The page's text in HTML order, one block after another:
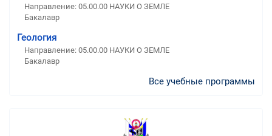
Направление: 05.00.00 НАУКИ О ЗЕМЛЕ
Бакалавр
Геология
Направление: 05.00.00 НАУКИ О ЗЕМЛЕ
Бакалавр
Все учебные программы